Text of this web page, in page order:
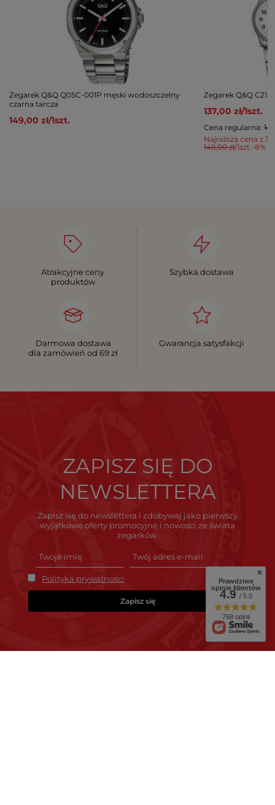
Zegarek Q&Q Q05C-001P męski wodoszczelny
czarna tarcza
149,00 zł/1szt.
Zegarek Q&Q
137,00 zł/1szt.
Najniższa cena z
149,00 zł/1szt.-8%
Cena regularna:
Atrakcyjne ceny
produktów
Szybka dostawa
Darmowa dostawa
dla zamówień od 69 zł
Gwarancja satysfakcji
ZAPISZ SIĘ DO
NEWSLETTERA
Zapisz się do newslettera i zdobywaj jako pierwszy
wyjątkowe oferty promocyjne i nowości ze świata
zegarków.
Polityka prywatności
Zapisz się
Prawdziwe
opinie klientów
4.9/ 5.0
768 opinii